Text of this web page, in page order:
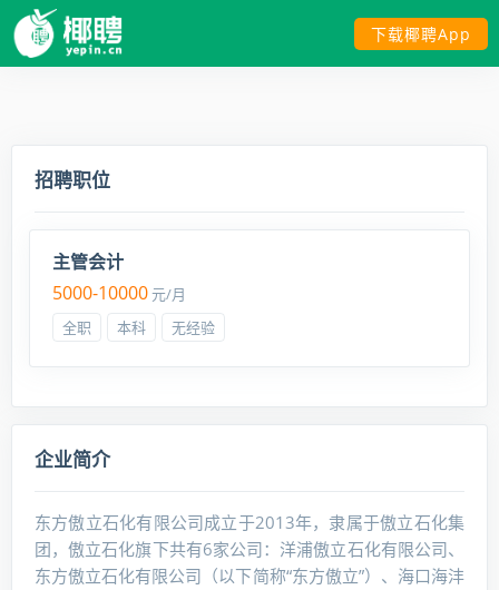
下载椰聘App
招聘职位
主管会计
5000-10000元/月
全职
本科 无经验
企业简介
东方傲立石化有限公司成立于2013年，隶属于傲立石化集
团，傲立石化旗下共有6家公司：洋浦傲立石化有限公司、
东方傲立石化有限公司（以下简称“东方傲立”）、海口海沣